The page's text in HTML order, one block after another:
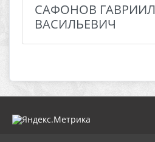
САФОНОВ ГАВРИИЛ
ВАСИЛЬЕВИЧ